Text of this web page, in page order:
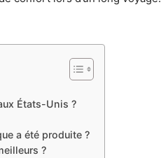
États-Unis ?
a été produite ?
?